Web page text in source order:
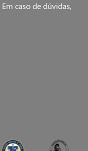
caso de dúvidas,